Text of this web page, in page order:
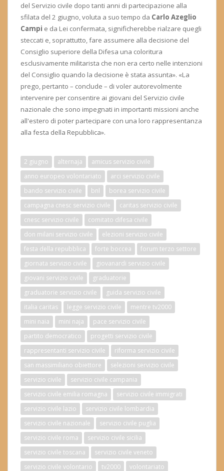
del Servizio civile dopo tanti anni di partecipazione alla
sfilata del 2 giugno, voluta a suo tempo da Carlo Azeglio
Campi e da Lei confermata, significherebbe rialzare quegli
steccati e, soprattutto, fare assumere alla decisione del
Consiglio superiore della Difesa una coloritura
esclusivamente militarista che non era certo nelle intenzioni
del Consiglio quando la decisione è stata assunta». «La
prego, pertanto – conclude – di voler autorevolmente
intervenire per consentire ai giovani del Servizio civile
nazionale che sono impegnati in importanti missioni anche
all'estero di poter partecipare con una loro rappresentanza
alla festa della Repubblica».
2 giugno alternaja
amicus servizio civile
anno europeo volontariato
arci servizio civile
bando servizio civile
bnl
borea servizio civile
campagna cnesc servizio civile
caritas servizio civile
cnesc servizio civile
comitato difesa civile
don milani servizio civile
elezioni servizio civile
festa della repubblica
forte boccea
forum terzo settore
giornata servizio civile
giovanardi servizio civile
giovani servizio civile
graduatorie
graduatorie servizio civile
guida servizio civile
italia caritas
legge servizio civile
mentre tv2000
mini naia
mini naja
pace servizio civile
partito democratico
progetti servizio civile
rappresentanti servizio civile
riforma servizio civile
san massimiliano obiettore
selezioni servizio civile
servizio civile
servizio civile campania
servizio civile emilia romagna
servizio civile immigrati
servizio civile lazio
servizio civile lombardia
servizio civile nazionale
servizio civile puglia
servizio civile roma
servizio civile sicilia
servizio civile toscana
servizio civile veneto
servizio civile volontario
tv2000 volontariato